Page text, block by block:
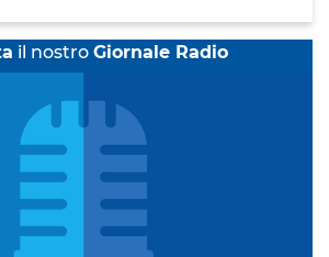
il nostro Giornale Radio